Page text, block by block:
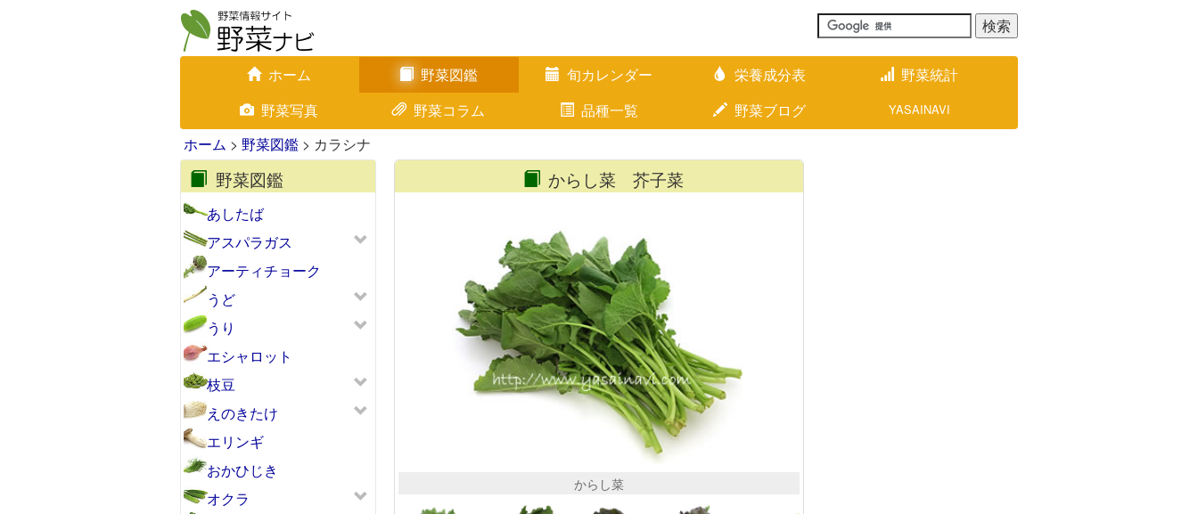
ホーム 野菜図鑑 旬カレンダー 栄養成分表
野菜統計
野菜写真
野菜コラム 品種一覧 野菜ブログ YASAINAVI
ホーム > 野菜図鑑 > カラシナ
野菜図鑑
あしたば
アスパラガス
アーティチョーク
うど
うり
エシャロット
枝豆
えのきたけ
エリンギ
おかひじき
オクラ
からし菜 芥子菜
コーラルリーフプルーム からし菜